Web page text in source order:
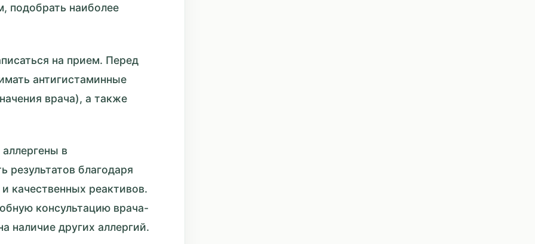
подобрать наиболее
на прием. Перед
антигистаминные
врача), а также
в
результатов благодаря
качественных реактивов.
консультацию врача-
наличие других аллергий.